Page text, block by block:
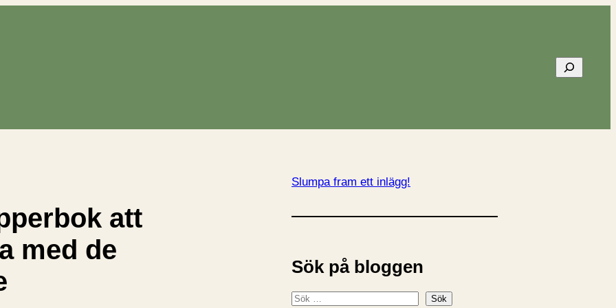
Sök
att
med de
Slumpa fram ett inlägg!
Sök på bloggen
S
Sök